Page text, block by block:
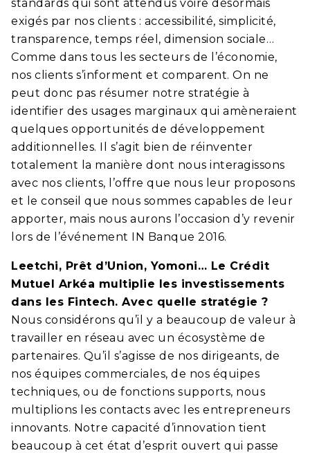
standards qui sont attendus voire désormais
exigés par nos clients : accessibilité, simplicité,
transparence, temps réel, dimension sociale…
Comme dans tous les secteurs de l’économie,
nos clients s’informent et comparent. On ne
peut donc pas résumer notre stratégie à
identifier des usages marginaux qui amèneraient
quelques opportunités de développement
additionnelles. Il s’agit bien de réinventer
totalement la manière dont nous interagissons
avec nos clients, l’offre que nous leur proposons
et le conseil que nous sommes capables de leur
apporter, mais nous aurons l’occasion d’y revenir
lors de l’événement IN Banque 2016.
Leetchi, Prêt d’Union, Yomoni… Le Crédit
Mutuel Arkéa multiplie les investissements
dans les Fintech. Avec quelle stratégie ?
Nous considérons qu’il y a beaucoup de valeur à
travailler en réseau avec un écosystème de
partenaires. Qu’il s’agisse de nos dirigeants, de
nos équipes commerciales, de nos équipes
techniques, ou de fonctions supports, nous
multiplions les contacts avec les entrepreneurs
innovants. Notre capacité d’innovation tient
beaucoup à cet état d’esprit ouvert qui passe